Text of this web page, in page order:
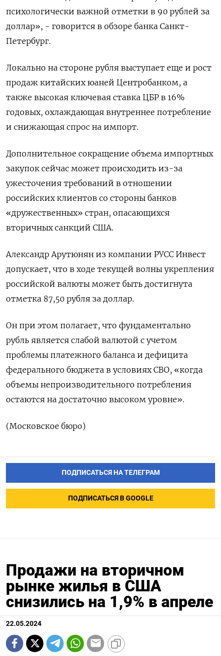
психологически важной отметки в 90 рублей за
доллар», - говорится в обзоре банка Санкт-
Петербург.
Локально на стороне рубля выступает еще и рост
продаж китайских юаней Центробанком, а
также высокая ключевая ставка ЦБР в 16%
годовых, охлаждающая внутреннее потребление
и снижающая спрос на импорт.
Дополнительное сокращение объема импортных
закупок сейчас может происходить из-за
ужесточения требований в отношении
российских клиентов со стороны банков
«дружественных» стран, опасающихся
вторичных санкций США.
Александр Арутюнян из компании РУСС Инвест
допускает, что в ходе текущей волны укрепления
российской валюты может быть достигнута
отметка 87,50 рубля за доллар.
Он при этом полагает, что фундаментально
рубль является слабой валютой с учетом
проблемы платежного баланса и дефицита
федерального бюджета в условиях СВО, «когда
объемы непроизводительного потребления
остаются на достаточно высоком уровне».
(Московское бюро)
ПОДПИСАТЬСЯ НА ТЕЛЕГРАМ
ПОДПИСАТЬСЯ В GOOGLE
Продажи на вторичном
рынке жилья в США
снизились на 1,9% в апреле
22.05.2024